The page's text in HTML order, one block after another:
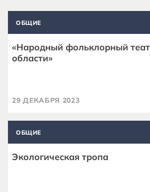
ОБЩИЕ
«Народный фольклорный
области»
29 ДЕКАБРЯ 2023
ОБЩИЕ
Экологическая тропа